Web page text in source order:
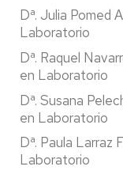
Dª. Julia Pomed
Laboratorio
Dª. Raquel
en Laboratorio
Dª. Susana
en Laboratorio
Dª. Paula Larraz
Laboratorio